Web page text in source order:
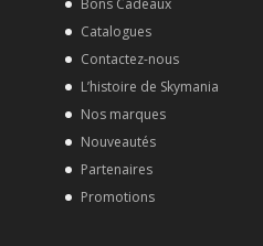
Bons Cadeaux
Catalogues
Contactez-nous
L’histoire de Skymania
Nos marques
Nouveautés
Partenaires
Promotions